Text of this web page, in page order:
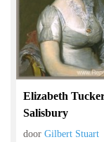
Elizabeth
Salisbury
doorGilbert Stuart